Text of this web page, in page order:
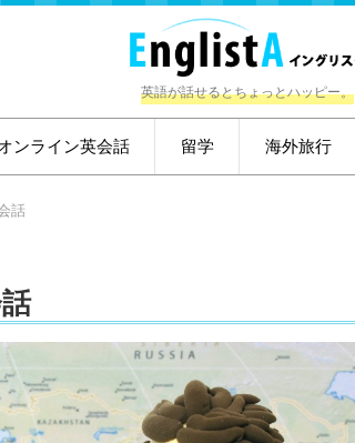
英語が話せるとちょっとハッピー。
ンライン英会話 留学 海外旅行
話